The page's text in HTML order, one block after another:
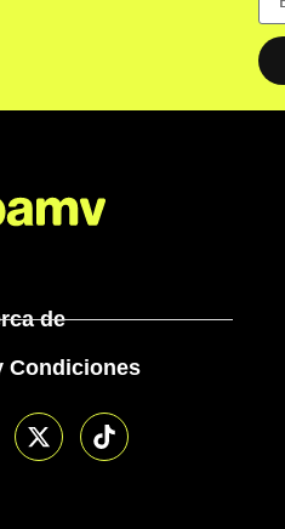
de
Condiciones